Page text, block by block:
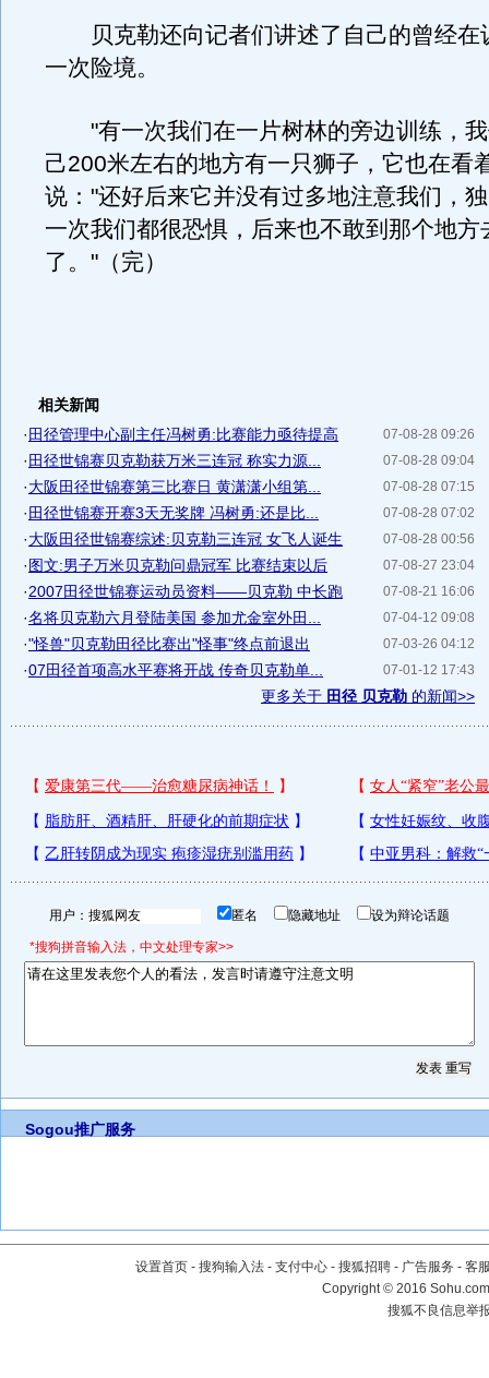
贝克勒还向记者们讲述了自己的曾经在
一次险境。
"有一次我们在一片树林的旁边训练，我
己200米左右的地方有一只狮子，它也在看
说："还好后来它并没有过多地注意我们，
一次我们都很恐惧，后来也不敢到那个地方
了。"（完）
相关新闻
07-08-28 09:26
· 田径管理中心副主任冯树勇:比赛能力亟待提高
07-08-28 09:04
· 田径世锦赛贝克勒获万米三连冠 称实力源...
07-08-28 07:15
·大阪田径世锦赛第三比赛日 黄潇潇小组第...
07-08-28 07:02
· 田径世锦赛开赛3天无奖牌 冯树勇:还是比...
07-08-28 00:56
·大阪田径世锦赛综述:贝克勒三连冠 女飞人诞生
07-08-27 23:04
·图文:男子万米贝克勒问鼎冠军 比赛结束以后
07-08-21 16:06
·2007田径世锦赛运动员资料——贝克勒 中长跑
07-04-12 09:08
·名将贝克勒六月登陆美国 参加尤金室外田...
07-03-26 04:12
·"怪兽"贝克勒田径比赛出"怪事"终点前退出
07-01-12 17:43
·07田径首项高水平赛将开战 传奇贝克勒单...
更多关于 田径 贝克勒 的新闻>>
用户： 匿名 隐藏地址 设为辩论话题
*搜狗拼音输入法，中文处理专家>>
Sogou推广服务
设置首页 - 搜狗输入法 - 支付中心 - 搜狐招聘 - 广告服务 - 客
Copyright©2016
搜狐不良信息举